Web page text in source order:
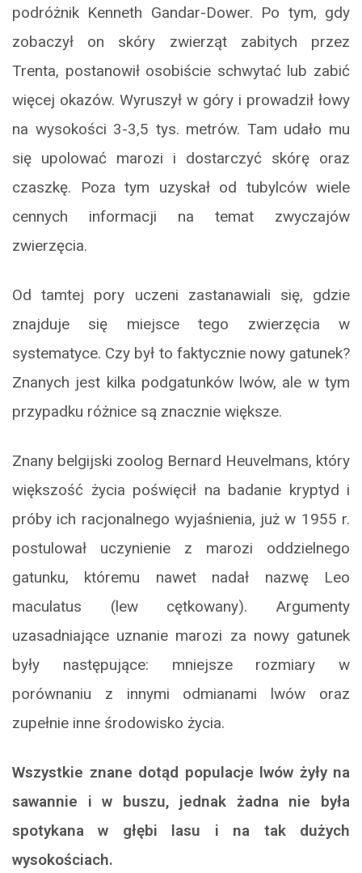
podróżnik Kenneth Gandar-Dower. Po tym, gdy
zobaczył on skóry zwierząt zabitych przez
Trenta, postanowił osobiście schwytać lub zabić
więcej okazów. Wyruszył w góry i prowadził łowy
na wysokości 3-3,5 tys. metrów. Tam udało mu
się upolować marozi i dostarczyć skórę oraz
czaszkę. Poza tym uzyskał od tubylców wiele
cennych informacji na temat zwyczajów
zwierzęcia.
Od tamtej pory uczeni zastanawiali się, gdzie
znajduje się miejsce tego zwierzęcia w
systematyce. Czy był to faktycznie nowy gatunek?
Znanych jest kilka podgatunków lwów, ale w tym
przypadku różnice są znacznie większe.
Znany belgijski zoolog Bernard Heuvelmans, który
większość życia poświęcił na badanie kryptyd i
próby ich racjonalnego wyjaśnienia, już w 1955 r.
postulował uczynienie z marozi oddzielnego
gatunku, któremu nawet nadał nazwę Leo
maculatus (lew cętkowany). Argumenty
uzasadniające uznanie marozi za nowy gatunek
były następujące: mniejsze rozmiary w
porównaniu z innymi odmianami lwów oraz
zupełnie inne środowisko życia.
Wszystkie znane dotąd populacje lwów żyły na
sawannie i w buszu, jednak żadna nie była
spotykana w głębi lasu i na tak dużych
wysokościach.